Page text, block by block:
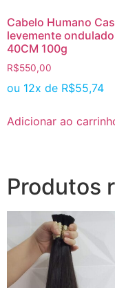
Cabelo Humano
levemente ondulado
40CM 100g
R$550,00
ou 12x de R$55,74
Adicionar ao
Produtos